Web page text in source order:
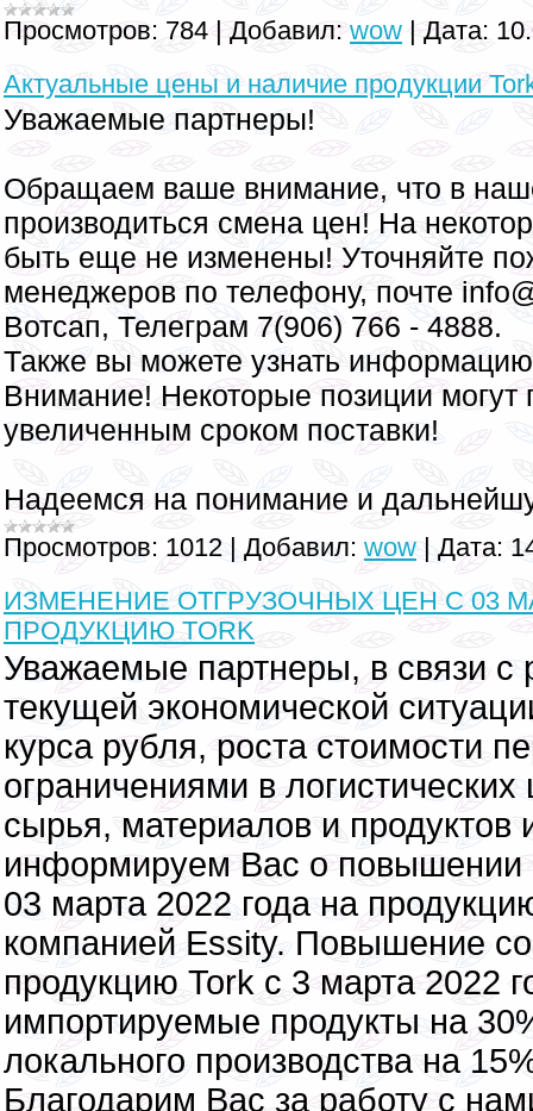
Просмотров: 784 Добавил: wow Дата:
Актуальные цены и наличие продукции
Уважаемые партнеры!
Обращаем ваше внимание, что в
производиться смена цен! На
быть еще не изменены! Уточняйте
менеджеров по телефону, почте
Вотсап, Телеграм 7(906) 766 - 4888.
Также вы можете узнать
Внимание! Некоторые позиции могут
увеличенным сроком поставки!
Надеемся на понимание и
Просмотров: 1012 Добавил: wow Дата:
ИЗМЕНЕНИЕ ОТГРУЗОЧНЫХ ЦЕН С 03
ПРОДУКЦИЮ TORK
Уважаемые партнеры, в связи с
текущей экономической
курса рубля, роста стоимости
ограничениями в
сырья, материалов и продуктов
информируем Вас о повышении
03 марта 2022 года на
компанией Essity. Повышение
продукцию Tork с 3 марта 2022
импортируемые продукты на
локального производства на
Благодарим Вас за работу с